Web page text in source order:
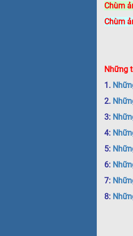
Chùm
Chùm
Những
1.
2.
3:
4: N
5:
6:
7:
8: